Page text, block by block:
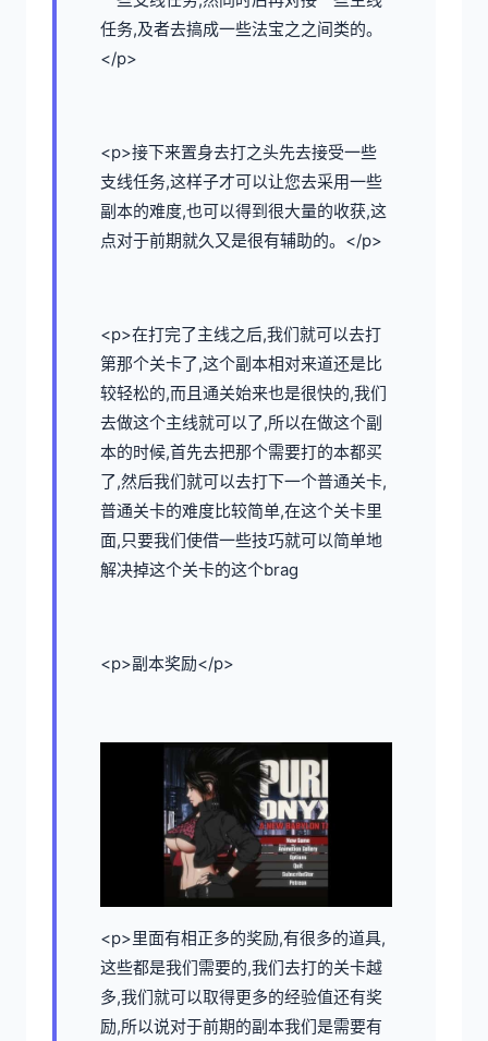
任务,及者去搞成一些法宝之之间类的。
</p>
<p>接下来置身去打之头先去接受一些
支线任务,这样子才可以让您去采用一些
副本的难度,也可以得到很大量的收获,这
点对于前期就久又是很有辅助的。</p>
<p>在打完了主线之后,我们就可以去打
第那个关卡了,这个副本相对来道还是比
较轻松的,而且通关始来也是很快的,我们
去做这个主线就可以了,所以在做这个副
本的时候,首先去把那个需要打的本都买
了,然后我们就可以去打下一个普通关卡,
普通关卡的难度比较简单,在这个关卡里
面,只要我们使借一些技巧就可以简单地
解决掉这个关卡的这个brag
<p>副本奖励</p>
<p>里面有相正多的奖励,有很多的道具,
这些都是我们需要的,我们去打的关卡越
多,我们就可以取得更多的经验值还有奖
励,所以说对于前期的副本我们是需要有